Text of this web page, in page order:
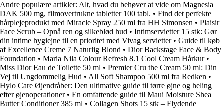
Andre populære artikler: Alt, hvad du behøver at vide om Magnesia
DAK 500 mg, filmovertrukne tabletter 100 tabl. • Find det perfekte
hårplejeprodukt med Miracle Spray 250 ml fra HH Simonsen • Plaisir
Face Scrub – Opnå ren og silkeblød hud • Intimservietter 15 stk: Gør
din intime hygiejne til en prioritet med Vivag servietter• Guide til køb
af Excellence Creme 7 Naturlig Blond • Dior Backstage Face & Body
Foundation • Maria Nila Colour Refresh 8.1 Cool Cream Hårkur•
Miss Dior Eau de Toilette 50 ml • Premier Cru the Cream 50 ml: Din
Vej til Ungdommelig Hud • All Soft Shampoo 500 ml fra Redken •
Hylo Care Øjendråber: Den ultimative guide til tørre øjne og heling
efter øjenoperationer• En omfattende guide til Maui Moisture Shea
Butter Conditioner 385 ml • Collagen Shots 15 stk – Flydende